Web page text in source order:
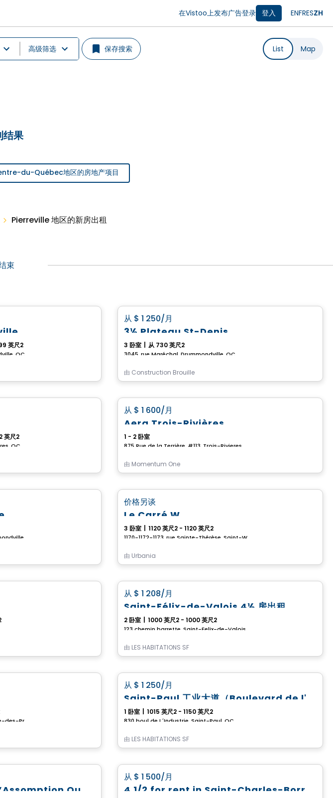
在Vistoo上发布广告登录 登入 ENFRESZH
高级筛选 保存搜索 List Map
结果
du-Québec地区的房地产项目
Pierreville 地区的新房出租
束
英尺2
QC
从 $ 1 250/月
3½ Plateau St-Denis
3 卧室 从 730 英尺2
3045, rue Maréchal, Drummondville, QC
由 Construction Brouille
公寓
英尺2
QC
公寓
从 $ 1 600/月
Aera Trois-Rivières
1 - 2 卧室
由 Momentum One
公寓 公寓
价格另谈
Le Carré W
3 卧室 1120 英尺2 - 1120 英尺2
1170-1172-1173, rue Sainte-Thérèse, Saint-Wenceslas, QC
由 Urbania
公寓 公寓
从 $ 1 208/月
Saint-Félix-de-Valois 4½ 房出租
2 卧室 1000 英尺2 - 1000 英尺2
由 LES HABITATIONS SF
公寓 公寓
从 $ 1 250/月
1 卧室 1015 英尺2 - 1150 英尺2
830 boul de L´Industrie, Saint-Paul, QC
由 LES HABITATIONS SF
公寓 公寓
从 $ 1 500/月